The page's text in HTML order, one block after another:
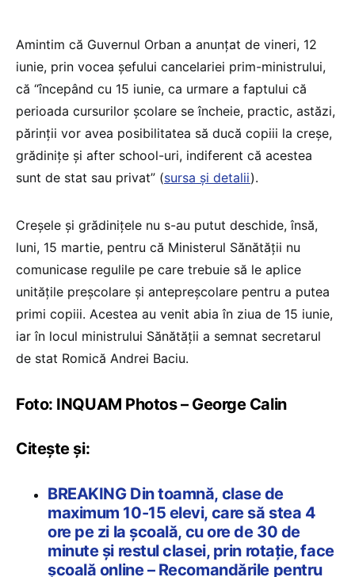
Amintim că Guvernul Orban a anunțat de vineri, 12
iunie, prin vocea șefului cancelariei prim-ministrului,
că “începând cu 15 iunie, ca urmare a faptului că
perioada cursurilor școlare se încheie, practic, astăzi,
părinții vor avea posibilitatea să ducă copiii la creșe,
grădinițe și after school-uri, indiferent că acestea
sunt de stat sau privat” (sursa și detalii).
Creșele și grădinițele nu s-au putut deschide, însă,
luni, 15 martie, pentru că Ministerul Sănătății nu
comunicase regulile pe care trebuie să le aplice
unitățile preșcolare și antepreșcolare pentru a putea
primi copiii. Acestea au venit abia în ziua de 15 iunie,
iar în locul ministrului Sănătății a semnat secretarul
de stat Romică Andrei Baciu.
Foto: INQUAM Photos – George Calin
Citește și:
BREAKING Din toamnă, clase de
maximum 10-15 elevi, care să stea 4
ore pe zi la școală, cu ore de 30 de
minute și restul clasei, prin rotație, face
școală online – Recomandările pentru